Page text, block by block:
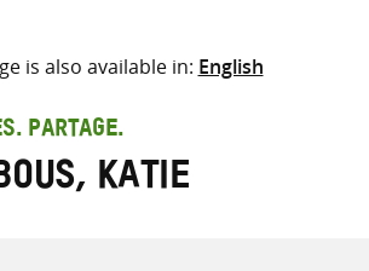
Sélectionner l’emplacement
Saisir
les
termes
is also available in: English
PARTAGE.
Katie